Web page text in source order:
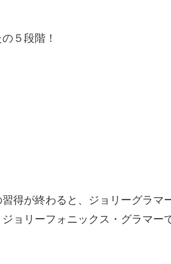
５段階！
得が終わると、ジョリーグラマ
ョリーフォニックス・グラマー